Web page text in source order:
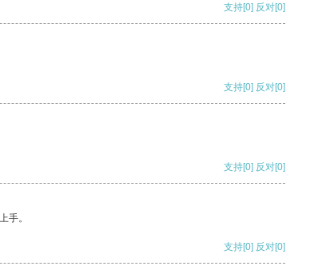
支持[0] 反对[0]
支持[0] 反对[0]
支持[0] 反对[0]
手。
支持[0] 反对[0]